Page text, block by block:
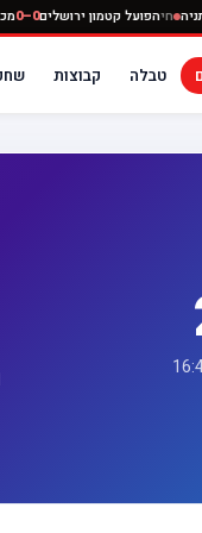
מכבי נתניה חיהפועל קטמון
טבלה קבוצות